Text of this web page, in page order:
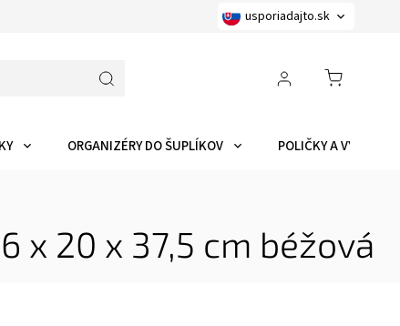
usporiadajto.sk
ORGANIZÉRY DO ŠUPLÍKOV POLIČKY A
x 20 x 37,5 cm béžová